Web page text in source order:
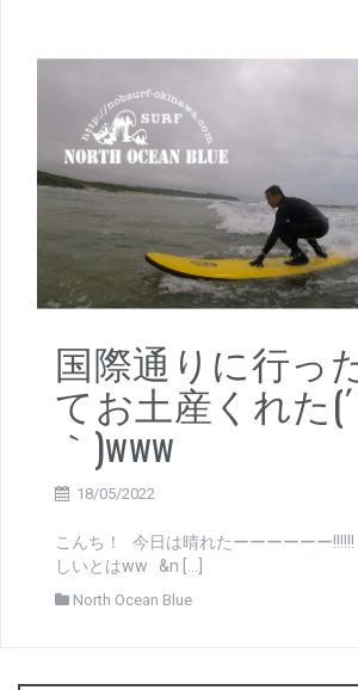
国際通りに行っ
てお土産くれた
｀)www
18/05/2022
こんち！ 今日は晴れたーーーーーー
しいとはww &n […]
North Ocean Blue